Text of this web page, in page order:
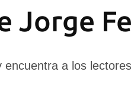
Jorge
a los